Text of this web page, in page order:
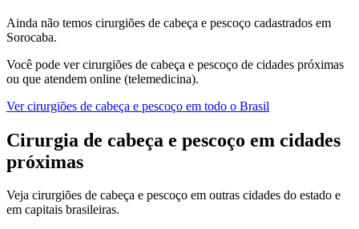
Ainda não temos cirurgiões de cabeça e pescoço cadastrados em
Sorocaba.
Você pode vercirurgiões de cabeça e pescoço de cidades próximas
ou que atendem online (telemedicina).
Vercirurgiões de cabeça e pescoço em todo o Brasil
Cirurgia de cabeça e pescoço em cidades
próximas
Veja cirurgiões de cabeça e pescoço em outras cidades do estado e
em capitais brasileiras.